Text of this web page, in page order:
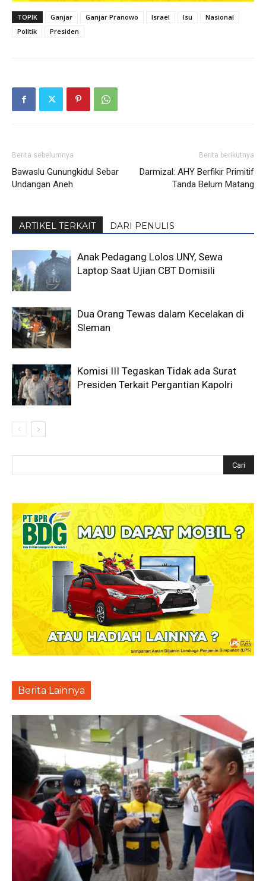
TOPIK Ganjar Ganjar Pranowo Israel Isu
Nasional
Politik
Presiden
Berita sebelumnya
Bawaslu Gunungkidul Sebar
Undangan Aneh
Berita berikutnya
Darmizal: AHY Berfikir Primitif
Tanda Belum Matang
ARTIKEL TERKAIT DARI PENULIS
Anak Pedagang Lolos UNY, Sewa
Laptop Saat Ujian CBT Domisili
Dua Orang Tewas dalam Kecelakan di
Sleman
Komisi III Tegaskan Tidak ada Surat
Presiden Terkait Pergantian Kapolri
Berita Lainnya